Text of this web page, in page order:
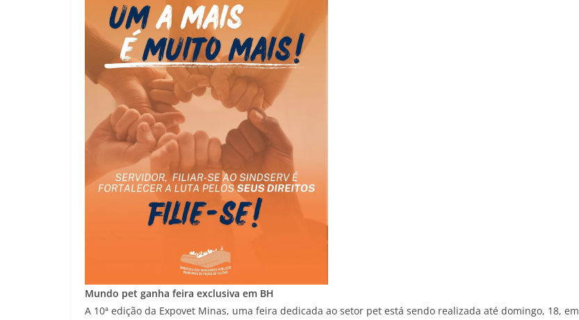
Mundo pet ganha feira exclusiva em BH
A 10ª edição da Expovet Minas, uma feira dedicada ao setor pet está sendo realizada até domingo, 18, em